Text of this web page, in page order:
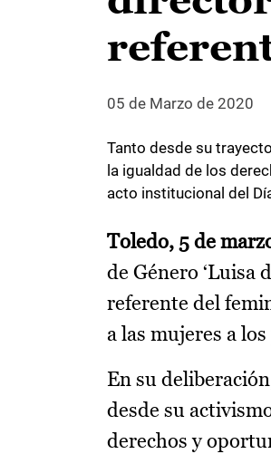
05 de Marzo de 2020
Tanto desde su
la igualdad de los
acto institucional del
Toledo, 5 de
de Género ‘Luisa
referente del
a las mujeres a
En su
desde su
derechos y